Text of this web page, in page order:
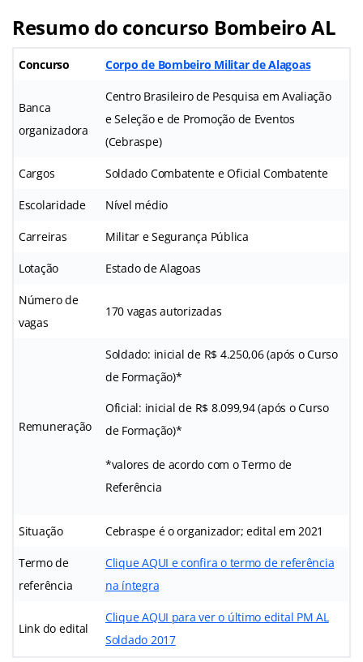
Resumo do concurso Bombeiro AL
Concurso Corpo de Bombeiro Militar de Alagoas
Banca
organizadora
Centro Brasileiro de Pesquisa em Avaliação
e Seleção e de Promoção de Eventos
(Cebraspe)
Cargos Soldado Combatente e Oficial Combatente
Escolaridade Nível médio
Carreiras Militar e Segurança Pública
Lotação Estado de Alagoas
Número de
vagas
170 vagas autorizadas
Remuneração
Soldado: inicial de R$ 4.250,06 (após o Curso
de Formação)*
Oficial: inicial de R$ 8.099,94 (após o Curso
de Formação)*
*valores de acordo com o Termo de
Referência
Situação Cebraspe é o organizador; edital em 2021
Termo de
referência
Clique AQUI e confira o termo de referência
na íntegra
Link do edital
Clique AQUI para ver o último edital PM AL
Soldado 2017